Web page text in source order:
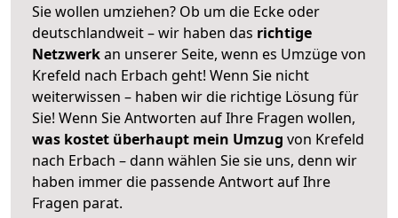
Sie wollen umziehen? Ob um die Ecke oder
deutschlandweit – wir haben das richtige
Netzwerkan unserer Seite, wenn es Umzüge von
Krefeld nach Erbach geht! Wenn Sie nicht
weiterwissen – haben wir die richtige Lösung für
Sie! Wenn Sie Antworten auf Ihre Fragen wollen,
was kostet überhaupt mein Umzug von Krefeld
nach Erbach – dann wählen Sie sie uns, denn wir
haben immer die passende Antwort auf Ihre
Fragen parat.